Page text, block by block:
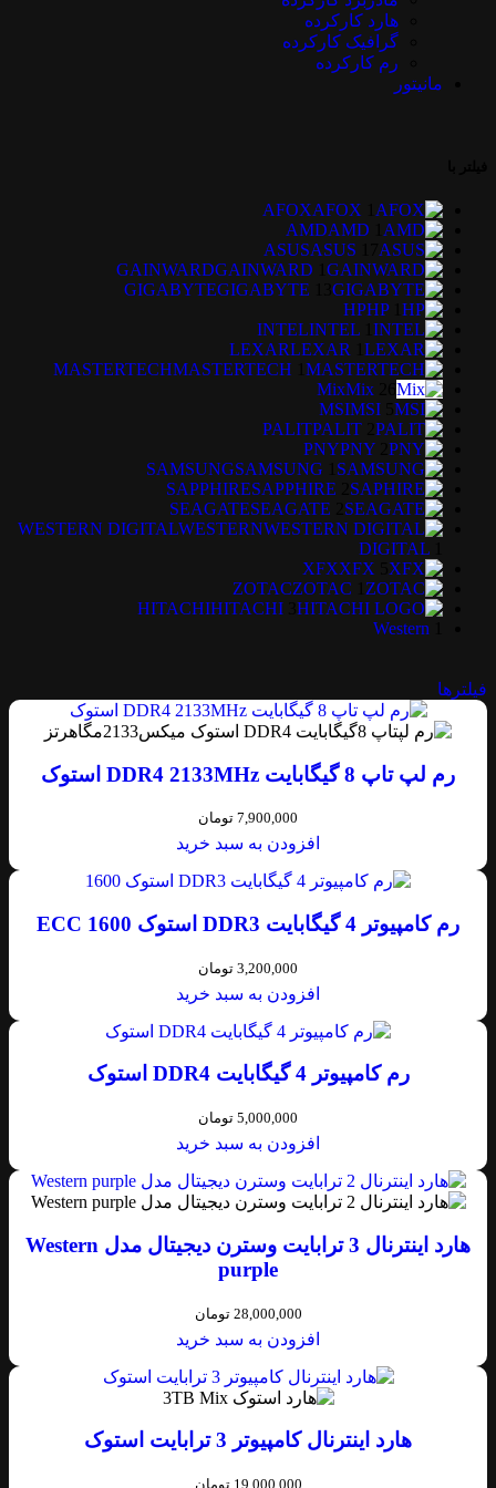
هارد کارکرده
گرافیک کارکرده
رم کارکرده
مانیتور
AFOXAFOX
1
AMDAMD
1
ASUSASUS
17
GAINWARDGAINWARD
1
GIGABYTEGIGABYTE
13
HPHP
1
INTELINTEL
1
LEXARLEXAR
1
MASTERTECHMASTERTECH
1
MixMix
26
MSIMSI
5
PALITPALIT
2
PNYPNY
2
SAMSUNGSAMSUNG
1
SAPPHIRESAPPHIRE
2
SEAGATESEAGATE
2
WESTERN DIGITALWESTERN
DIGITAL
XFXXFX
5
ZOTACZOTAC
1
HITACHIHITACHI
3
Western
فیلترها
رم لپ تاپ 8 گیگابایت DDR4 2133MHz استوک
7,900,000 تومان
افزودن به سبد خرید
رم کامپیوتر 4 گیگابایت DDR3 استوک 1600 ECC
3,200,000 تومان
افزودن به سبد خرید
رم کامپیوتر 4 گیگابایت DDR4 استوک
5,000,000 تومان
افزودن به سبد خرید
هارد اینترنال 3 ترابایت وسترن دیجیتال مدل Western
purple
28,000,000 تومان
افزودن به سبد خرید
هارد اینترنال کامپیوتر 3 ترابایت استوک
19,000,000 تومان